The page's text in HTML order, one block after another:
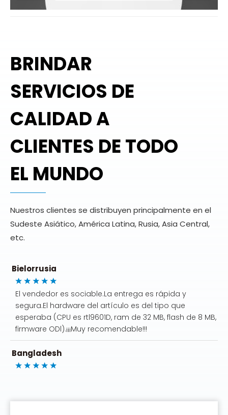
BRINDAR
SERVICIOS DE
CALIDAD A
CLIENTES DE TODO
EL MUNDO
Nuestros clientes se distribuyen principalmente en el
Sudeste Asiático, América Latina, Rusia, Asia Central,
etc.
bolivia
Muy buen producto todo llego bien
Barang sudah saya terima, terima kasih sudah dicoba
dan bekerja denganbaik
Bielorrusia
El vendedor es sociable.La entrega es rápida y
segura.El hardware del artículo es del tipo que
esperaba (CPU es rtl9601D, ram de 32 MB, flash de 8 MB,
firmware ODl).¡¡¡Muy recomendable!!!
Bangladesh